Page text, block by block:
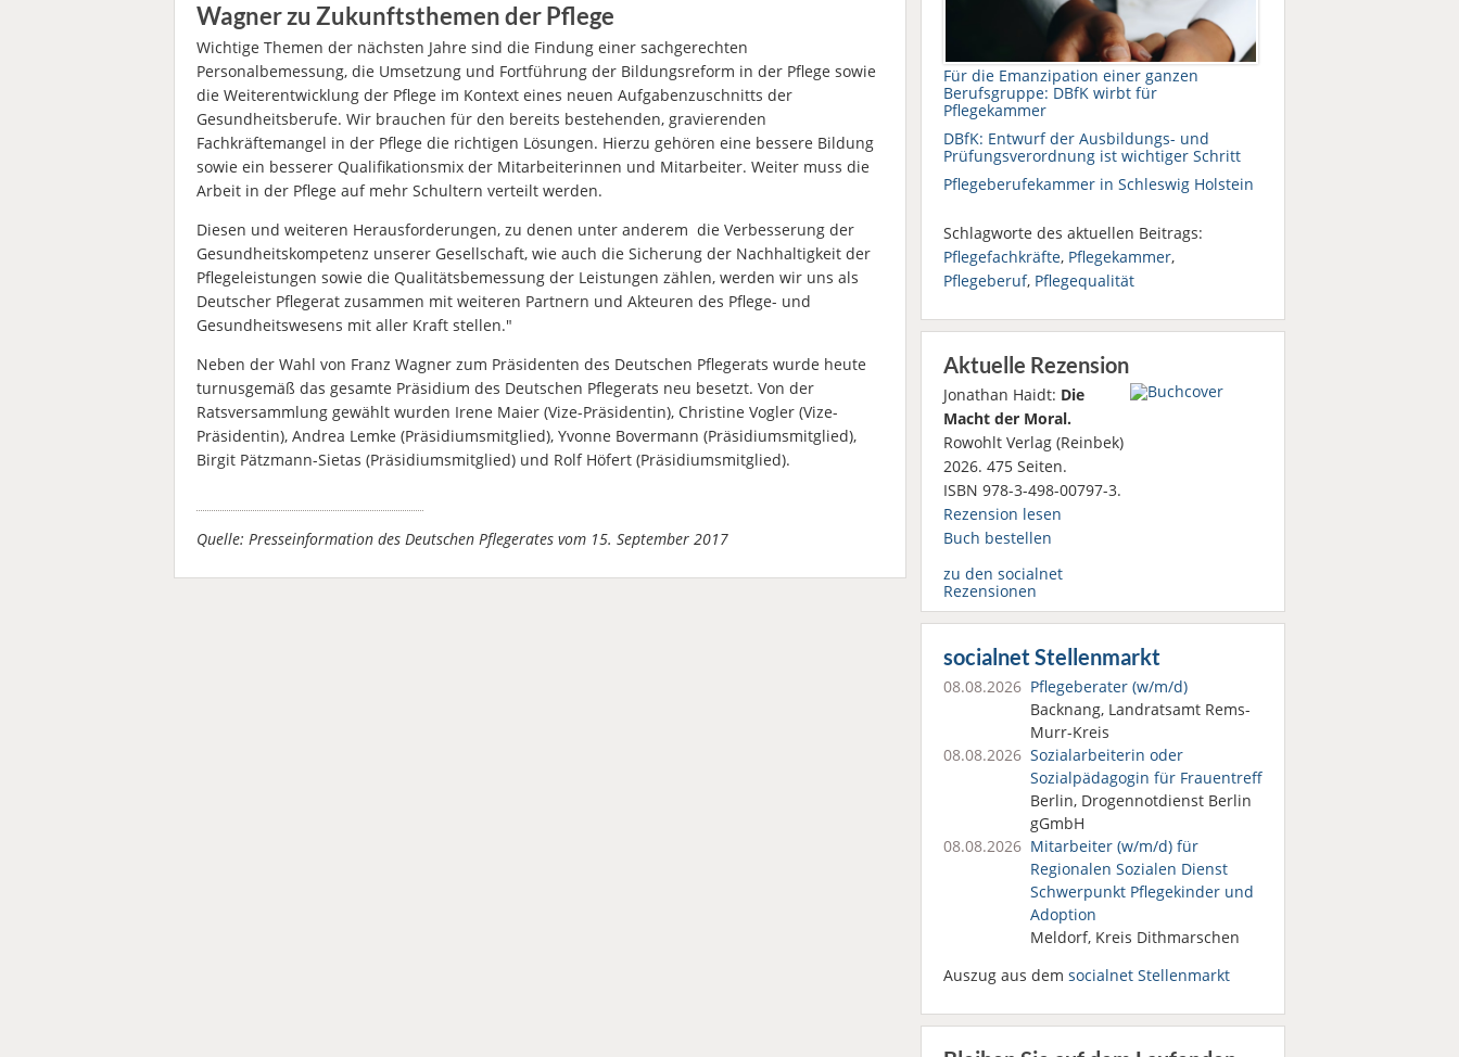
Wagner zu Zukunftsthemen der Pflege
Wichtige Themen der nächsten Jahre sind die Findung einer sachgerechten
Personalbemessung, die Umsetzung und Fortführung der Bildungsreform in der Pflege sowie
die Weiterentwicklung der Pflege im Kontext eines neuen Aufgabenzuschnitts der
Gesundheitsberufe. Wir brauchen für den bereits bestehenden, gravierenden
Fachkräftemangel in der Pflege die richtigen Lösungen. Hierzu gehören eine bessere Bildung
sowie ein besserer Qualifikationsmix der Mitarbeiterinnen und Mitarbeiter. Weiter muss die
Arbeit in der Pflege auf mehr Schultern verteilt werden.
Diesen und weiteren Herausforderungen, zu denen unter anderem die Verbesserung der
Gesundheitskompetenz unserer Gesellschaft, wie auch die Sicherung der Nachhaltigkeit der
Pflegeleistungen sowie die Qualitätsbemessung der Leistungen zählen, werden wir uns als
Deutscher Pflegerat zusammen mit weiteren Partnern und Akteuren des Pflege- und
Gesundheitswesens mit aller Kraft stellen."
Neben der Wahl von Franz Wagner zum Präsidenten des Deutschen Pflegerats wurde heute
turnusgemäß das gesamte Präsidium des Deutschen Pflegerats neu besetzt. Von der
Ratsversammlung gewählt wurden Irene Maier (Vize-Präsidentin), Christine Vogler (Vize-
Präsidentin), Andrea Lemke (Präsidiumsmitglied), Yvonne Bovermann (Präsidiumsmitglied),
Birgit Pätzmann-Sietas (Präsidiumsmitglied) und Rolf Höfert (Präsidiumsmitglied).
Quelle: Presseinformation des Deutschen Pflegerates vom 15. September 2017
Für die Emanzipation einer ganzen
Berufsgruppe: DBfK wirbt für
Pflegekammer
DBfK: Entwurf der Ausbildungs- und
Prüfungsverordnung ist wichtiger Schritt
Pflegeberufekammer in Schleswig Holstein
Schlagworte des aktuellen Beitrags:
Pflegefachkräfte, Pflegekammer,
Pflegeberuf, Pflegequalität
Aktuelle Rezension
Jonathan Haidt: Die
Macht der Moral.
Rowohlt Verlag (Reinbek)
2026. 475 Seiten.
ISBN 978-3-498-00797-3.
Rezension lesen
Buch bestellen
zu den socialnet
Rezensionen
socialnet Stellenmarkt
08.08.2026 Pflegeberater (w/m/d)
Backnang, Landratsamt Rems-
Murr-Kreis
08.08.2026 Sozialarbeiterin oder
Sozialpädagogin für Frauentreff
Berlin, Drogennotdienst Berlin
gGmbH
08.08.2026 Mitarbeiter (w/m/d) für
Regionalen Sozialen Dienst
Schwerpunkt Pflegekinder und
Adoption
Meldorf, Kreis Dithmarschen
Auszug aus dem socialnet Stellenmarkt